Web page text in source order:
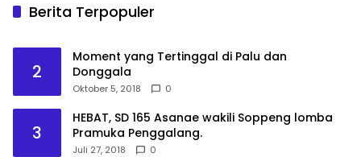
Berita Terpopuler
2
Moment yang Tertinggal di Palu dan
Donggala
Oktober 5, 2018 0
3
HEBAT, SD 165 Asanae wakili Soppeng lomba
Pramuka Penggalang.
Juli 27, 2018 0